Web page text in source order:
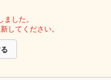
した。
してください。